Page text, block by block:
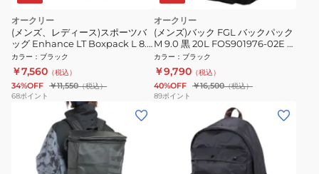
オークリー
(メンズ、レディース)スポーツバ
ッグ Enhance LT Boxpack L 8.0
Fw 黒 30L FOS901842-062 ボッ
クス型 撥水 シンプル リュックサ
ック
カラー ： ブラック
￥7,560 （税込）
34%OFF ￥11,550（税込）
68ポイント
オークリー
(メンズ)バック FGL バックパック
M 9.0 黒 20L FOS901976-02E 学
校 学生 会社 仕事 通勤 通学
カラー ： ブラック
￥9,790 （税込）
40%OFF ￥16,500（税込）
89ポイント